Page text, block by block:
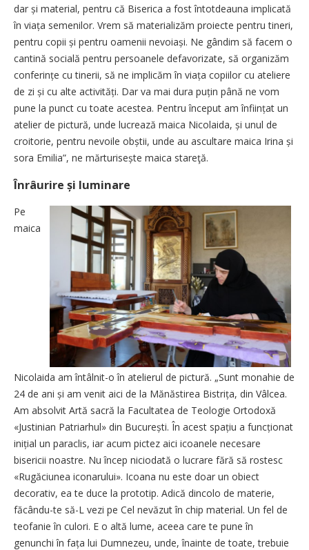
dar și material, pentru că Biserica a fost întotdeauna implicată
în viața semenilor. Vrem să materializăm proiecte pentru tineri,
pentru copii și pentru oamenii nevoiași. Ne gândim să facem o
cantină socială pentru persoanele defavorizate, să organizăm
conferințe cu tinerii, să ne implicăm în viața copiilor cu ateliere
de zi și cu alte activități. Dar va mai dura puțin până ne vom
pune la punct cu toate acestea. Pentru început am înființat un
atelier de pictură, unde lucrează maica Nicolaida, și unul de
croitorie, pentru nevoile obștii, unde au ascultare maica Irina și
sora Emilia”, ne mărturisește maica stareţă.
Înrâurire și luminare
Pe
maica
Nicolaida am întâlnit-o în atelierul de pictură. „Sunt monahie de
24 de ani și am venit aici de la Mănăstirea Bistrița, din Vâlcea.
Am absolvit Artă sacră la Facultatea de Teologie Ortodoxă
«Justinian Patriarhul» din București. În acest spațiu a funcționat
inițial un paraclis, iar acum pictez aici icoanele necesare
bisericii noastre. Nu încep niciodată o lucrare fără să rostesc
«Rugăciunea iconarului». Icoana nu este doar un obiect
decorativ, ea te duce la prototip. Adică dincolo de materie,
făcându-te să-L vezi pe Cel nevăzut în chip material. Un fel de
teofanie în culori. E o altă lume, aceea care te pune în
genunchi în fața lui Dumnezeu, unde, înainte de toate, trebuie